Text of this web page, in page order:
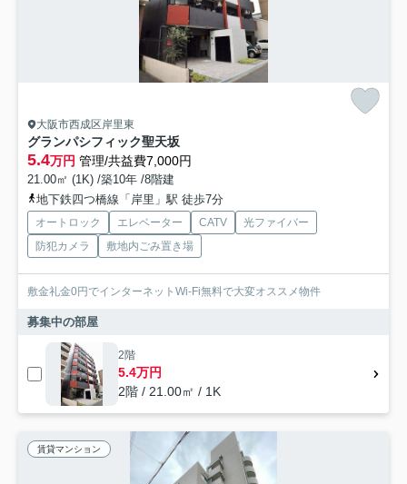
大阪市西成区岸里東
グランパシフィック聖天坂
5.4万円 管理/共益費7,000円
21.00㎡ (1K) /築10年 /8階建
地下鉄四つ橋線「岸里」駅 徒歩7分
オートロック エレベーター CATV
光ファイバー
防犯カメラ
敷地内ごみ置き場
敷金礼金0円でインターネットWi-Fi無料で大変オススメ物件
募集中の部屋
2階
5.4万円
2階 / 21.00㎡ / 1K
賃貸マンション